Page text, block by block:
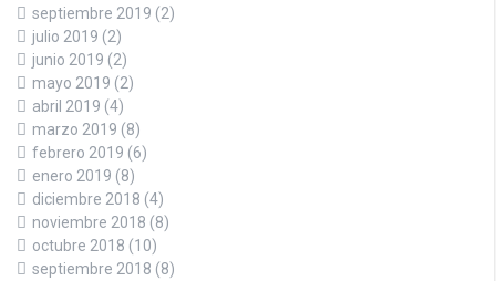
septiembre 2019 (2)
julio 2019 (2)
junio 2019 (2)
mayo 2019 (2)
abril 2019 (4)
marzo 2019 (8)
febrero 2019 (6)
enero 2019 (8)
diciembre 2018 (4)
noviembre 2018 (8)
octubre 2018 (10)
septiembre 2018 (8)